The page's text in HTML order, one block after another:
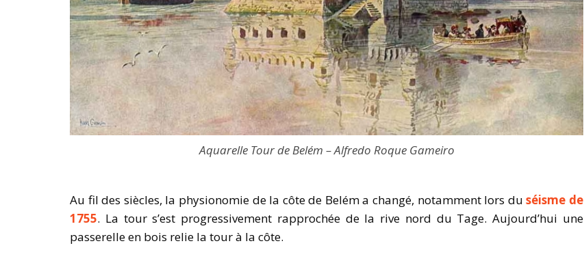
Aquarelle Tour de Belém – Alfredo Roque Gameiro
Au fil des siècles, la physionomie de la côte de Belém a changé, notamment lors duséisme de
1755. La tour s’est progressivement rapprochée de la rive nord du Tage. Aujourd’hui une
passerelle en bois relie la tour à la côte.